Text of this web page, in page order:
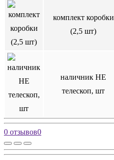
комплект коробки
(2,5 шт)
наличник НЕ
телескоп, шт
0 отзывов0